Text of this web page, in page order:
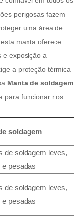
perigosas fazem
uma área de
manta oferece
e exposição a
a proteção térmica
Manta de soldagem
para funcionar nos
soldagem
de soldagem leves,
e pesadas
de soldagem leves,
e pesadas